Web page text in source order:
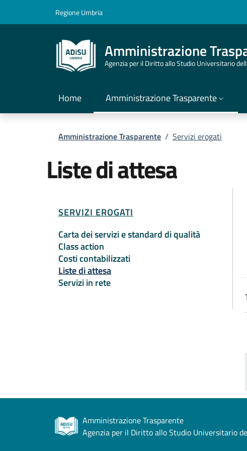
Regione Umbria
Amministrazione
Agenzia per il Diritto allo Studio Universitario
Home Amministrazione Trasparente
Briciole di pane
Amministrazione Trasparente / Servizi erogati
Liste di attesa
SERVIZI EROGATI
Carta dei servizi e standard di qualità
Class action
Costi contabilizzati
Liste di attesa
Servizi in rete
Amministrazione Trasparente
Agenzia per il Diritto allo Studio Universitario